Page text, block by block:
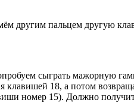
другим пальцем другую
сыграть мажорную
клавишей 18, а потом
номер 15). Должно